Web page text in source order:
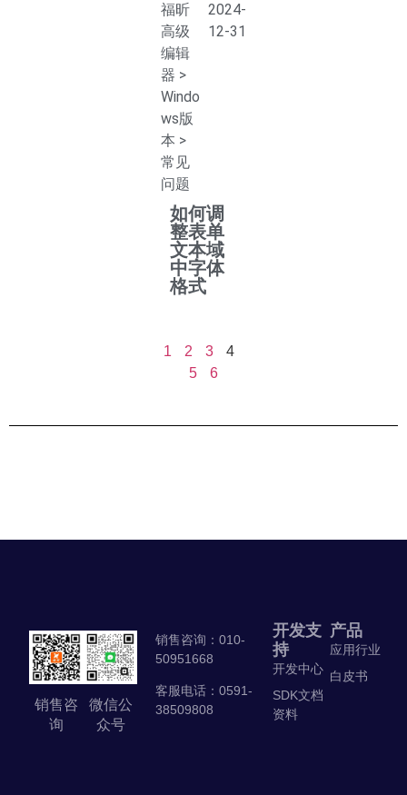
福昕
高级
编辑
器 >
Windo
ws版
本 >
常见
问题
2024-
12-31
如何调
整表单
文本域
中字体
格式
1 2 3
4
5
6
产品
应用行业
白皮书
开发支
持
开发中心
SDK文档
资料
销售咨询：010-
50951668
客服电话：0591-
38509808
销售咨
询
微信公
众号